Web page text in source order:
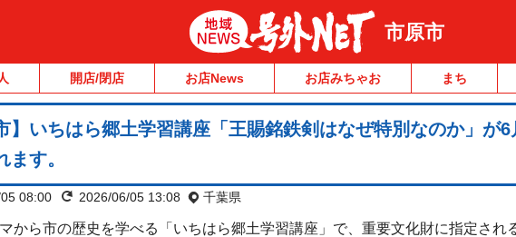
市原市
開店/閉店 お店News お店みちゃお まち
】いちはら郷土学習講座「王賜銘鉄剣はなぜ特別なのか」が6
ます。
08:00 2026/06/05 13:08 千葉県
から市の歴史を学べる「いちはら郷土学習講座」で、重要文化財に指定され